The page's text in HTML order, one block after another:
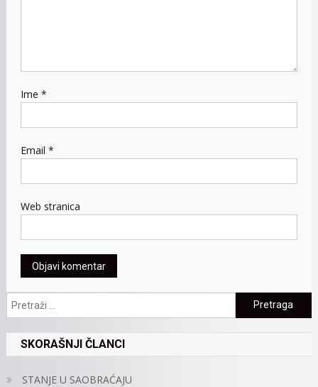
Ime *
Email *
Web stranica
Pretraga:
SKORAŠNJI ČLANCI
STANJE U SAOBRAĆAJU